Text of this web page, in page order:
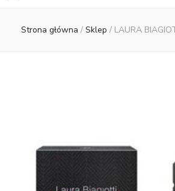
Strona główna / Sklep / LAURA